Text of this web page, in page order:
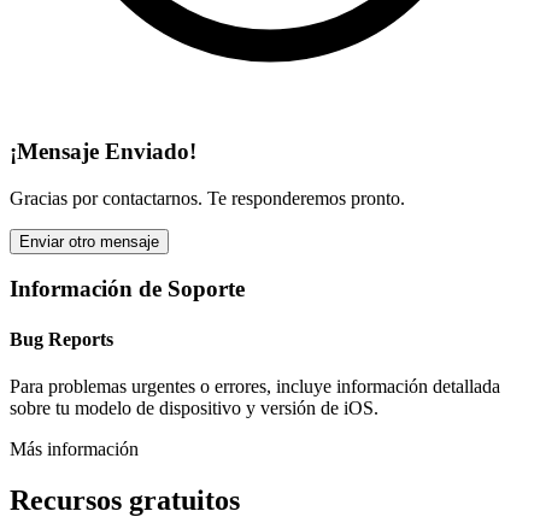
¡Mensaje Enviado!
Gracias por contactarnos. Te responderemos pronto.
Enviar otro mensaje
Información de Soporte
Bug Reports
Para problemas urgentes o errores, incluye información detallada
sobre tu modelo de dispositivo y versión de iOS.
Más información
Recursos gratuitos